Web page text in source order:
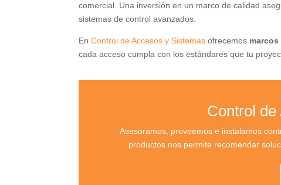
comercial. Una inversión en un marco de calidad
sistemas de control avanzados.
En Control de Accesos y Sistemas ofrecemos
cada acceso cumpla con los estándares que tu
Control
Asesoramos, proveemos e instalamos
productos nos permite recomendar